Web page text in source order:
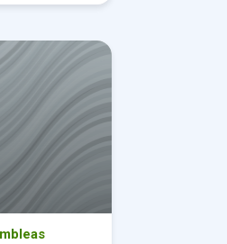
Eficientes en Cooperativas